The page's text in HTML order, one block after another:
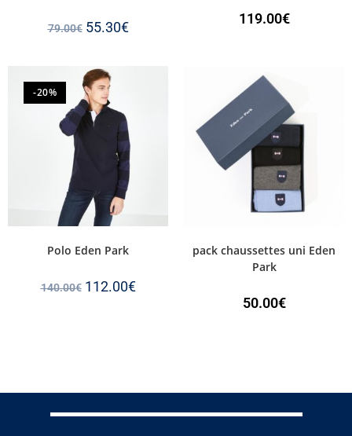
79.00€ 55.30€
119.00€
-20%
Polo Eden Park
140.00€ 112.00€
pack chaussettes uni Eden
Park
50.00€